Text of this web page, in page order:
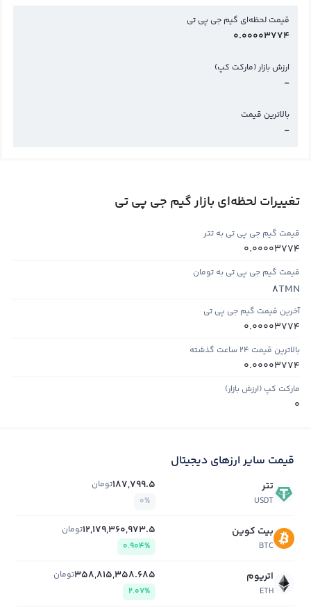
قیمت لحظه‌ای گیم جی پی تی
0.00003774
ارزش بازار (مارکت کپ)
-
بالاترین قیمت
-
تغییرات لحظه‌ای بازار گیم جی پی تی
قیمت گیم جی پی تی به تتر
0.00003774
قیمت گیم جی پی تی به تومان
TMN
8
آخرین قیمت گیم جی پی تی
0.00003774
بالاترین قیمت ۲۴ ساعت گذشته
0.00003774
مارکت کپ (ارزش بازار)
0
قیمت سایر ارزهای دیجیتال
تتر
USDT
187,799.5تومان
0%
بیت کوین
BTC
12,179,360,973.5تومان
0.904%
اتریوم
ETH
358,815,358.685تومان
2.07%